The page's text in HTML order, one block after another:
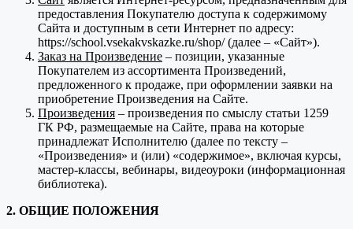
предоставления Покупателю доступа к содержимому
Сайта и доступным в сети Интернет по адресу:
https://school.vsekakvskazke.ru/shop/ (далее – «Сайт»).
Заказ на Произведение – позиции, указанные
Покупателем из ассортимента Произведений,
предложенного к продаже, при оформлении заявки на
приобретение Произведения на Сайте.
Произведения – произведения по смыслу статьи 1259
ГК РФ, размещаемые на Сайте, права на которые
принадлежат Исполнителю (далее по тексту –
«Произведения» и (или) «содержимое», включая курсы,
мастер-классы, вебинары, видеоуроки (информационная
библиотека).
2. ОБЩИЕ ПОЛОЖЕНИЯ